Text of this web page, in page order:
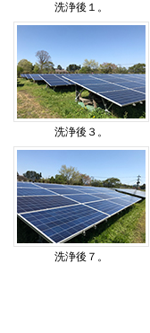
洗浄後１。
洗浄後３。
洗浄後７。